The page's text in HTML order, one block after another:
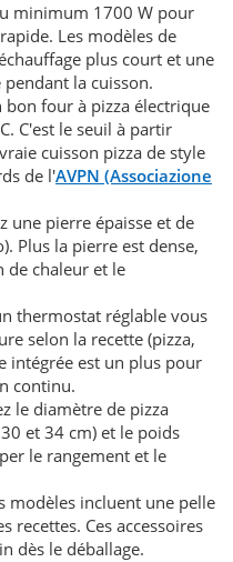
minimum 1700 W pour
Les modèles de
plus court et une
la cuisson.
bon four à pizza électrique
C'est le seuil à partir
cuisson pizza de style
de l'AVPN (Associazione
une pierre épaisse et de
Plus la pierre est dense,
de chaleur et le
thermostat réglable vous
selon la recette (pizza,
intégrée est un plus pour
continu.
le diamètre de pizza
et 34 cm) et le poids
le rangement et le
modèles incluent une pelle
recettes. Ces accessoires
dès le déballage.